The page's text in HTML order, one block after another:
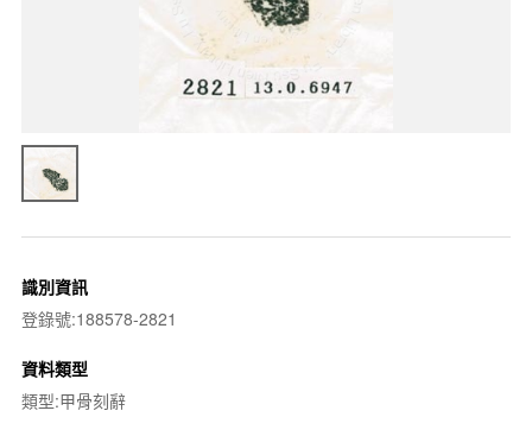
識別資訊
登錄號:188578-2821
資料類型
類型:甲骨刻辭